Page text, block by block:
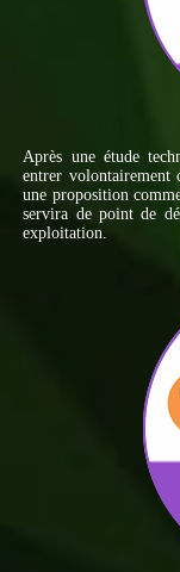
Après une étude
entrer volontairement
une proposition
servira de point de
exploitation.